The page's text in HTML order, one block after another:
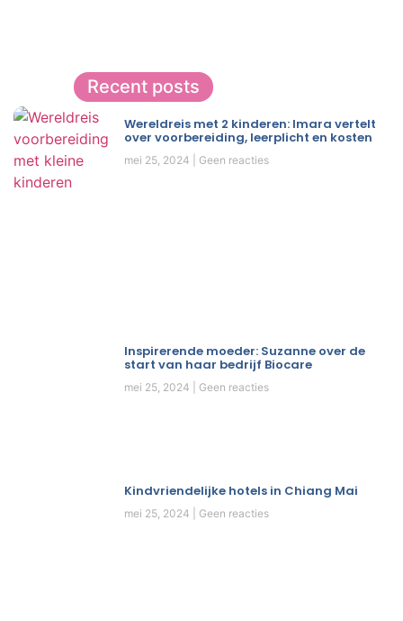
Recent posts
Wereldreis met 2 kinderen: Imara vertelt
over voorbereiding, leerplicht en kosten
mei 25, 2024 Geen reacties
Inspirerende moeder: Suzanne over de
start van haar bedrijf Biocare
mei 25, 2024 Geen reacties
Kindvriendelijke hotels in Chiang Mai
mei 25, 2024 Geen reacties